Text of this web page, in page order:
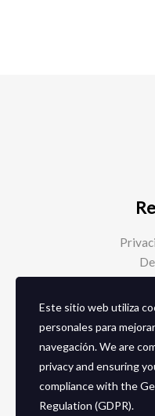
Este sitio web utiliza
personales para
navegación. We are
privacy and ensuring
compliance with the
Regulation (GDPR).